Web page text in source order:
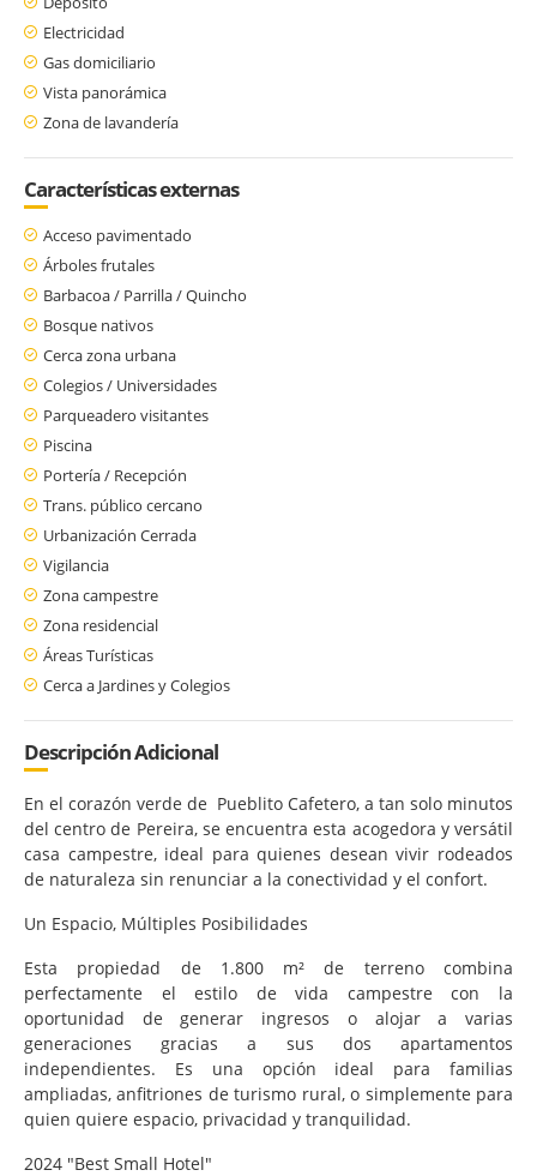
Electricidad
Gas domiciliario
Vista panorámica
Zona de lavandería
Características externas
Acceso pavimentado
Árboles frutales
Barbacoa / Parrilla / Quincho
Bosque nativos
Cerca zona urbana
Colegios / Universidades
Parqueadero visitantes
Piscina
Portería / Recepción
Trans. público cercano
Urbanización Cerrada
Vigilancia
Zona campestre
Zona residencial
Áreas Turísticas
Cerca a Jardines y Colegios
Descripción Adicional
En el corazón verde de Pueblito Cafetero, a tan solo minutos
del centro de Pereira, se encuentra esta acogedora y versátil
casa campestre, ideal para quienes desean vivir rodeados
de naturaleza sin renunciar a la conectividad y el confort.
Un Espacio, Múltiples Posibilidades
Esta propiedad de 1.800 m² de terreno combina
perfectamente el estilo de vida campestre con la
oportunidad de generar ingresos o alojar a varias
generaciones gracias a sus dos apartamentos
independientes. Es una opción ideal para familias
ampliadas, anfitriones de turismo rural, o simplemente para
quien quiere espacio, privacidad y tranquilidad.
2024 "Best Small Hotel"